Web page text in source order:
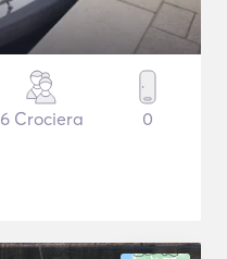
6 Crociera 0